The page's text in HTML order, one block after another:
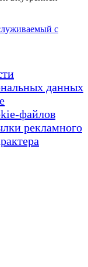
с
данных
файлов
рекламного